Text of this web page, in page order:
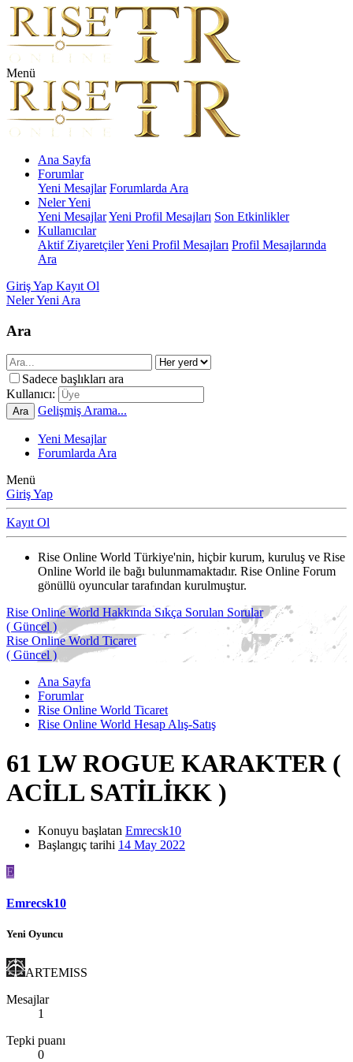
Menü
Ana Sayfa
Forumlar
Yeni Mesajlar Forumlarda Ara
Neler Yeni
Yeni MesajlarYeni Profil Mesajları Son Etkinlikler
Kullanıcılar
Aktif ZiyaretçilerYeni Profil Mesajları Profil Mesajlarında
Ara
Giriş Yap Kayıt Ol
Neler Yeni Ara
Ara
Sadece başlıkları ara
Kullanıcı:
Ara Gelişmiş Arama...
Yeni Mesajlar
Forumlarda Ara
Menü
Giriş Yap
Kayıt Ol
Rise Online World Türkiye'nin, hiçbir kurum, kuruluş ve Rise
Online World ile bağı bulunmamaktadır. Rise Online Forum
gönüllü oyuncular tarafından kurulmuştur.
Rise Online World Hakkında Sıkça Sorulan Sorular
( Güncel )
Rise Online World Ticaret
( Güncel )
Ana Sayfa
Forumlar
Rise Online World Ticaret
Rise Online World Hesap Alış-Satış
61 LW ROGUE KARAKTER (
ACİLL SATİLİKK )
Konuyu başlatan Emrecsk10
Başlangıç tarihi 14 May 2022
E
Emrecsk10
Yeni Oyuncu
ARTEMISS
Mesajlar
1
Tepki puanı
0